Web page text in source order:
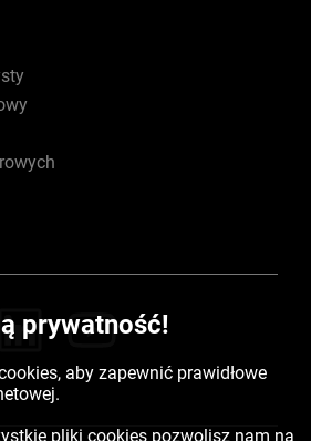
prywatność!
aby zapewnić prawidłowe
pliki cookies pozwolisz nam na